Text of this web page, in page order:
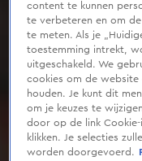
content te kunnen
te verbeteren en om
te meten. Als je
toestemming intrekt,
uitgeschakeld. We
cookies om de
houden. Je kunt dit
om je keuzes te
door op de link
klikken. Je selecties
worden doorgevoerd.